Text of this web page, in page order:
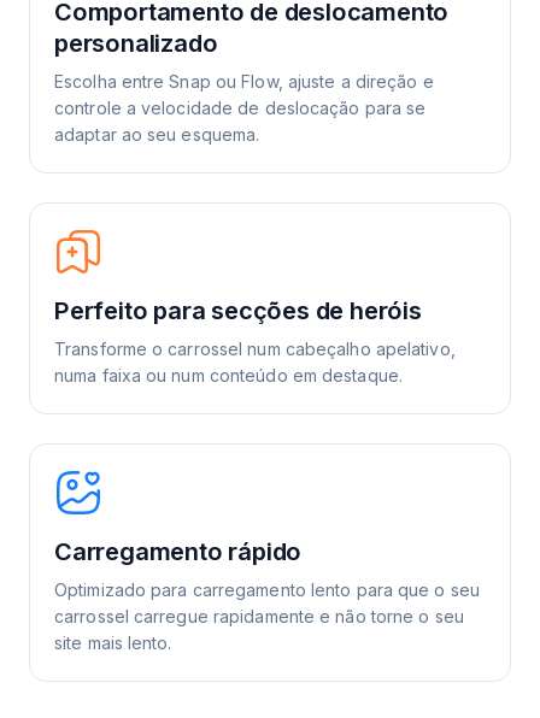
Comportamento de deslocamento
personalizado
Escolha entre Snap ou Flow, ajuste a direção e
controle a velocidade de deslocação para se
adaptar ao seu esquema.
Perfeito para secções de heróis
Transforme o carrossel num cabeçalho apelativo,
numa faixa ou num conteúdo em destaque.
Carregamento rápido
Optimizado para carregamento lento para que o seu
carrossel carregue rapidamente e não torne o seu
site mais lento.